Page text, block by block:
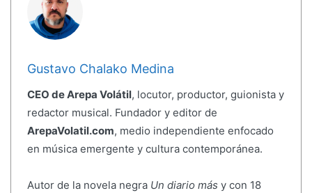
Gustavo Chalako Medina
CEO de Arepa Volátil, locutor, productor, guionista y
redactor musical. Fundador y editor de
ArepaVolatil.com, medio independiente enfocado
en música emergente y cultura contemporánea.
Autor de la novela negra Un diario más y con 18